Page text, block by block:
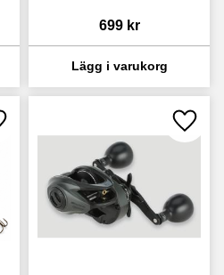
699kr
till i favoriter Lägg